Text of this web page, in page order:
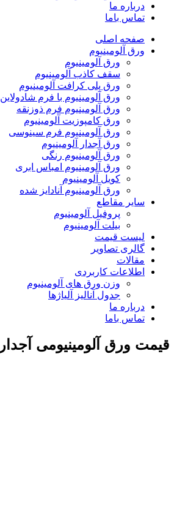
درباره ما
تماس باما
صفحه اصلی
ورق آلومینیوم
ورق آلومینیوم
سقف کاذب آلومینیوم
ورق پلی کرافت آلومینیوم
ورق آلومینیوم با فرم شادولاین
ورق آلومینیوم فرم ذوزنقه
ورق کامپوزیت آلومینیوم
ورق آلومینیوم فرم سینوسی
ورق آجدار آلومینیوم
ورق آلومینیوم رنگی
ورق آلومینیوم امباس ابری
کویل آلومینیوم
ورق آلومینیوم آنادایز شده
سایر مقاطع
پروفیل آلومینیوم
بیلت آلومینیوم
لیست قیمت
گالری تصاویر
مقالات
اطلاعات کاربردی
وزن ورق های آلومینیوم
جدول آنالیز آلیاژها
درباره ما
تماس باما
قیمت ورق آلومینیومی آجدار